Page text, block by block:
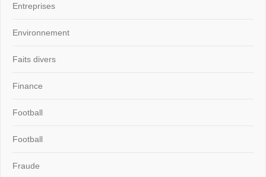
Entreprises
Environnement
Faits divers
Finance
Football
Football
Fraude